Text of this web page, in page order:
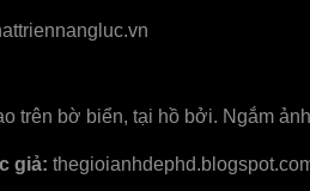
trên bờ biển, tại hồ bởi. Ngắm
giả: